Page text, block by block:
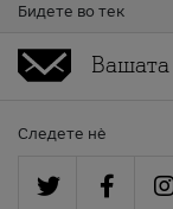
Бидете во тек
Следете нè